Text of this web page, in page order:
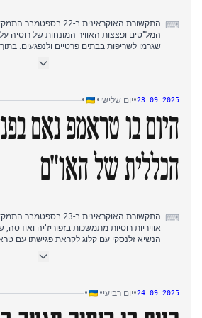
⌨
התקשורת האוקראינית ב-22
המל"טים ופצצות האוויר המונחות של רוסיה על
שגרמו לשריפות בבתים פרטיים ולנפגעים.
בחצי האי קרים, התפתחות חדשה. ככל
הערב הייתה הגעתו של הנשיא זלנסקי לניו
של האו"ם ופגישתו המתוכננת עם דונלד
דיפלומטי מתפתח בעיצומו של הסכסוך
23.09.2025
•יום שלישי•
•
היום בו טראמפ נאם
הכללית של האו"ם
⌨
התקשורת האוקראינית ב-
אוויריות רוסיות מתמשכות בזפוריז'יה ואודסה,
הנשיא זלנסקי עם קלוג לקראת פגישתו עם
קרים. המיקוד המערכתי עבר לנאומו של
הלב הופנתה לפגישה בין טראמפ וזלנסקי,
24.09.2025
•יום רביעי•
•